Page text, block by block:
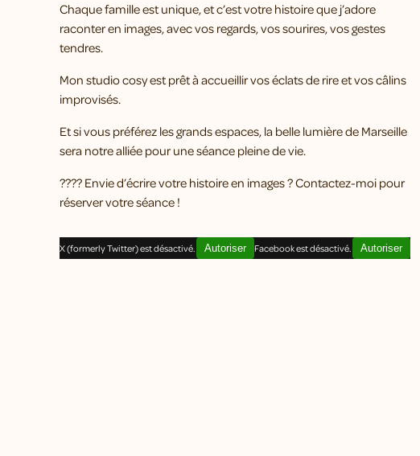
Chaque famille est unique, et c’est votre histoire que j’adore
raconter en images, avec vos regards, vos sourires, vos gestes
tendres.
Mon studio cosy est prêt à accueillir vos éclats de rire et vos câlins
improvisés.
Et si vous préférez les grands espaces, la belle lumière de Marseille
sera notre alliée pour une séance pleine de vie.
???? Envie d’écrire votre histoire en images ? Contactez-moi pour
réserver votre séance !
X (formerly Twitter) est désactivé. Autoriser Facebook est désactivé. Autoriser